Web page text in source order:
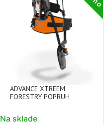
ADVANCE XTREEM
FORESTRY POPRUH
Na sklade